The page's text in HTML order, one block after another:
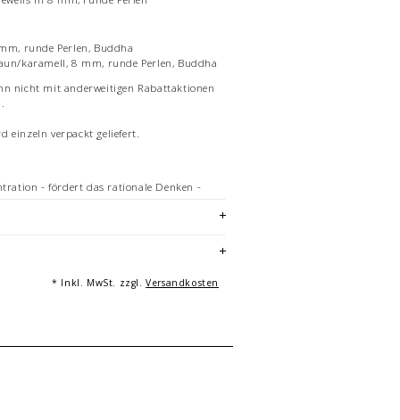
runde Perlen, Buddha
karamell, 8 mm, runde Perlen, Buddha
nicht mit anderweitigen Rabattaktionen
einzeln verpackt geliefert.
- fördert das rationale Denken -
flexibel und dehnbar.
Pflegehinweise, damit Sie lange
zwischen der digitalen Ansicht
Aufnahme eines Armbandes von
Größe variieren die Anzahl und
des
* Inkl. MwSt. zzgl.Versandkosten